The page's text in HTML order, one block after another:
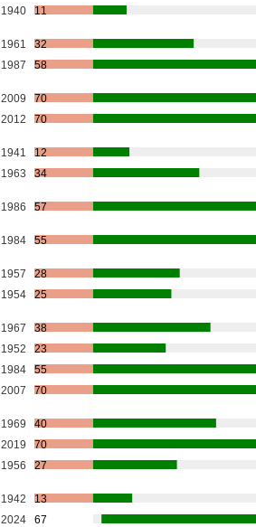
1940 11
1961
32
1987 58
2009
70
2012 70
1941
12
1963 34
1986 57
1984 55
1957
28
1954 25
1967
38
1952
23
1984
55
2007 70
1969
40
2019
70
1956 27
1942
13
2024 67